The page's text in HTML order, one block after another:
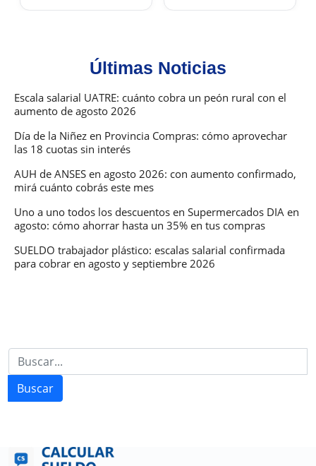
Últimas Noticias
Escala salarial UATRE: cuánto cobra un peón rural con el
aumento de agosto 2026
Día de la Niñez en Provincia Compras: cómo aprovechar
las 18 cuotas sin interés
AUH de ANSES en agosto 2026: con aumento confirmado,
mirá cuánto cobrás este mes
Uno a uno todos los descuentos en Supermercados DIA en
agosto: cómo ahorrar hasta un 35% en tus compras
SUELDO trabajador plástico: escalas salarial confirmada
para cobrar en agosto y septiembre 2026
Buscar